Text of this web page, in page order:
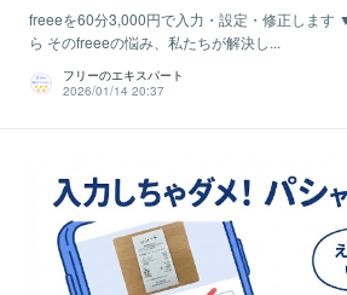
freeeを60分3,000円で入力・設定・修正します
ら そのfreeeの悩み、私たちが解決し...
フリーのエキスパート
2026/01/14 20:37